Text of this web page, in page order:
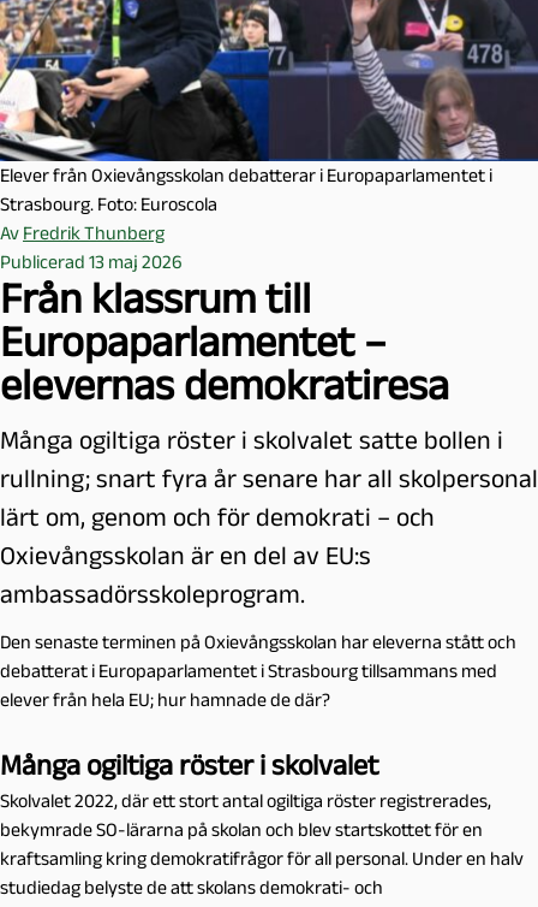
Elever från Oxievångsskolan debatterar i Europaparlamentet i
Strasbourg. Foto: Euroscola
Av Fredrik Thunberg
Publicerad 13 maj 2026
Från klassrum till
Europaparlamentet –
elevernas demokratiresa
Många ogiltiga röster i skolvalet satte bollen i
rullning; snart fyra år senare har all skolpersonal
lärt om, genom och för demokrati – och
Oxievångsskolan är en del av EU:s
ambassadörsskoleprogram.
Den senaste terminen på Oxievångsskolan har eleverna stått och
debatterat i Europaparlamentet i Strasbourg tillsammans med
elever från hela EU; hur hamnade de där?
Många ogiltiga röster i skolvalet
Skolvalet 2022, där ett stort antal ogiltiga röster registrerades,
bekymrade SO-lärarna på skolan och blev startskottet för en
kraftsamling kring demokratifrågor för all personal. Under en halv
studiedag belyste de att skolans demokrati- och